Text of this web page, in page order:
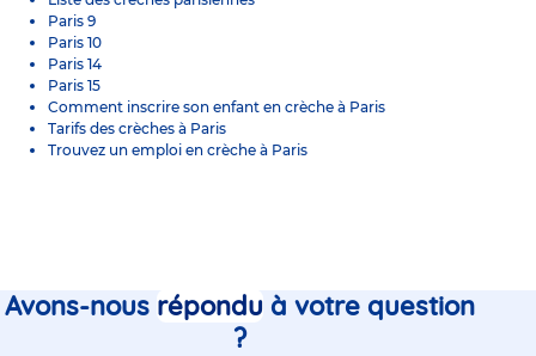
Paris 9
Paris 10
Paris 14
Paris 15
Comment inscrire son enfant en crèche à Paris
Tarifs des crèches à Paris
Trouvez un emploi en crèche à Paris
Avons-nous réponduà votre question
?